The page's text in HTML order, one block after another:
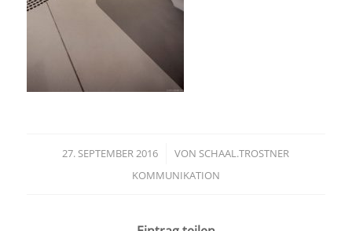
27. SEPTEMBER 2016
/ VON SCHAAL.TROSTNER
KOMMUNIKATION